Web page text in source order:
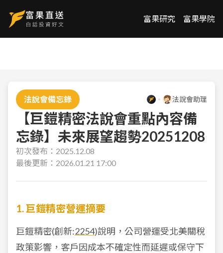
富果研究 富果學院
法說會備忘錄 法說會助理
【巨鎧精密法說會重點內容備
忘錄】未來展望趨勢20251208
初次發布： 2025.12.08
最後更新： 2026.01.21 17:00
1. 巨鎧精密營運摘要
巨鎧精密(創新:2254)說明，公司營運受北美關稅
政策影響，客戶因成本不確定性而延遲或保守下